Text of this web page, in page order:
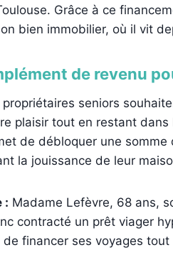
Grâce à ce
bien immobilier, où il vit
de revenu
propriétaires seniors
plaisir tout en restant
de débloquer une somme
la jouissance de leur
: Madame Lefèvre, 68 ans,
contracté un prêt viager
de financer ses voyages